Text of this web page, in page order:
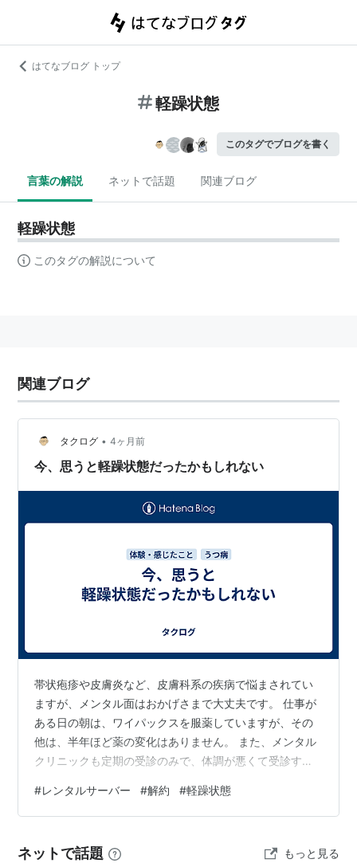
はてなブログ トップ
軽躁状態
このタグでブログを書く
言葉の解説 ネットで話題 関連ブログ
軽躁状態
このタグの解説について
関連ブログ
タクログ • 4ヶ月前
今、思うと軽躁状態だったかもしれない
帯状疱疹や皮膚炎など、皮膚科系の疾病で悩まされてい
ますが、メンタル面はおかげさまで大丈夫です。 仕事が
ある日の朝は、ワイパックスを服薬していますが、その
他は、半年ほど薬の変化はありません。 また、メンタル
クリニックも定期の受診のみで、体調が悪くて受診する
サーバーを申し込んだ 独自ドメインも取得した レンタル
サーバー解約は正しい判断だった 軽躁状態だったのかも
何を思ったのか、3月下旬にレンタルサーバーを申し込み
#レンタルサーバー #解約 #軽躁状態
ネットで話題 もっと見る